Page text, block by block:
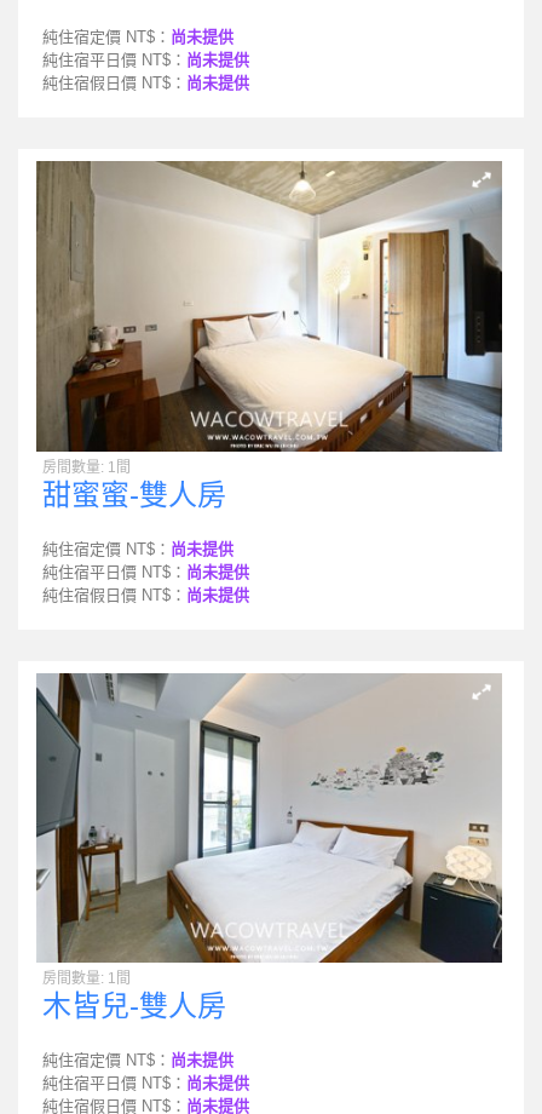
純住宿定價 NT$： 尚未提供
純住宿平日價 NT$： 尚未提供
純住宿假日價 NT$： 尚未提供
房間數量: 1間
甜蜜蜜-雙人房
純住宿定價 NT$： 尚未提供
純住宿平日價 NT$： 尚未提供
純住宿假日價 NT$： 尚未提供
房間數量: 1間
木皆兒-雙人房
純住宿定價 NT$： 尚未提供
純住宿平日價 NT$： 尚未提供
純住宿假日價 NT$： 尚未提供